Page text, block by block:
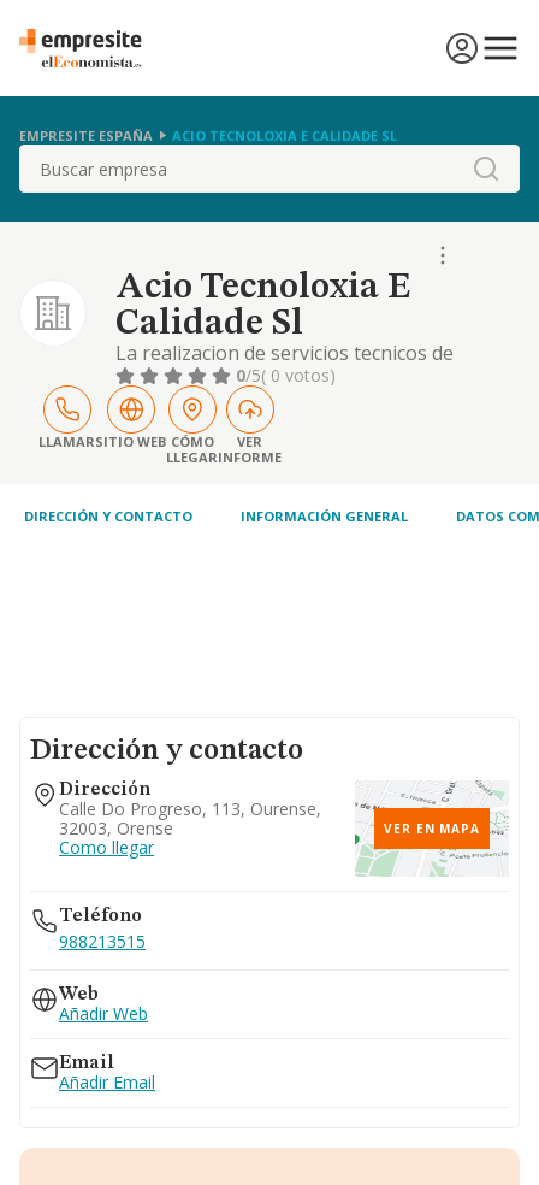
EMPRESITE ESPAÑA ACIO TECNOLOXIA E CALIDADE SL
Buscar
Acio Tecnoloxia E
Calidade Sl
La realizacion de servicios tecnicos de
consultoria de programas de desarrollo
rural, ingenieria rural y medio ambiente. los
servicios de ingenieria civil, direccion de otra,
arqueologia y restauracion. los servicios pre
0/5( 0 votos)
LLAMARSITIO WEB CÓMO
LLEGAR
VER
INFORME
DIRECCIÓN Y CONTACTO INFORMACIÓN GENERAL DATOS
Dirección y contacto
Dirección
Calle Do Progreso, 113, Ourense,
32003, Orense
Como llegar
VER EN MAPA
Teléfono
988213515
Web
Añadir Web
Email
Añadir Email